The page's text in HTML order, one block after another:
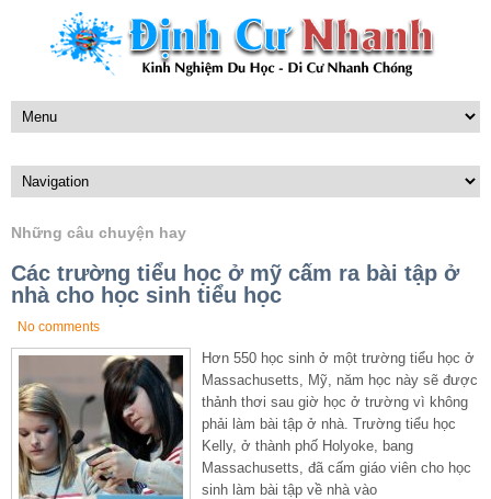
Những câu chuyện hay
Các trường tiểu học ở mỹ cấm ra bài tập ở
nhà cho học sinh tiểu học
No comments
Hơn 550 học sinh ở một trường tiểu học ở
Massachusetts, Mỹ, năm học này sẽ được
thảnh thơi sau giờ học ở trường vì không
phải làm bài tập ở nhà. Trường tiểu học
Kelly, ở thành phố Holyoke, bang
Massachusetts, đã cấm giáo viên cho học
sinh làm bài tập về nhà vào